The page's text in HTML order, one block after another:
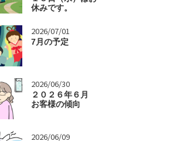
休みです。
2026/07/01
7月の予定
2026/06/30
２０２６年６月
お客様の傾向
2026/06/09